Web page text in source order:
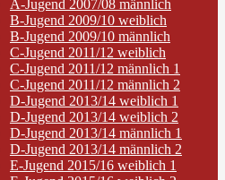
A-Jugend 2007/08 männlich
B-Jugend 2009/10 weiblich
B-Jugend 2009/10 männlich
C-Jugend 2011/12 weiblich
C-Jugend 2011/12 männlich 1
C-Jugend 2011/12 männlich 2
D-Jugend 2013/14 weiblich 1
D-Jugend 2013/14 weiblich 2
D-Jugend 2013/14 männlich 1
D-Jugend 2013/14 männlich 2
E-Jugend 2015/16 weiblich 1